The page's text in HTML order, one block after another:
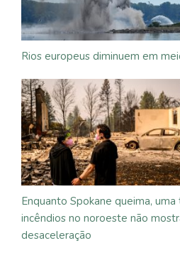
Rios europeus diminuem em
Enquanto Spokane queima,
incêndios no noroeste não
desaceleração